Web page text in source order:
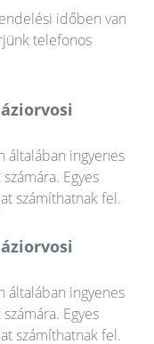
időben van
telefonos
általában ingyenes
Egyes
számíthatnak fel.
általában ingyenes
Egyes
számíthatnak fel.